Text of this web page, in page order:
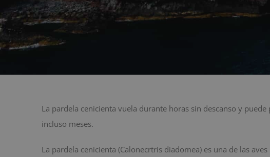
La pardela cenicienta vuela durante horas sin descanso y
incluso meses.
La pardela cenicienta (Calonecrtris diadomea) es una de las